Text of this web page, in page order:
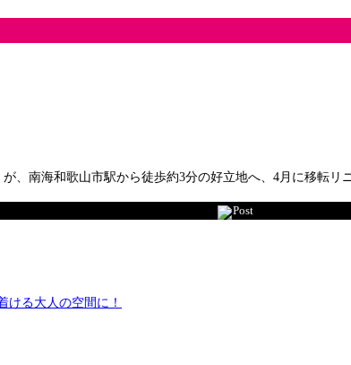
、南海和歌山市駅から徒歩約3分の好立地へ、4月に移転
Post